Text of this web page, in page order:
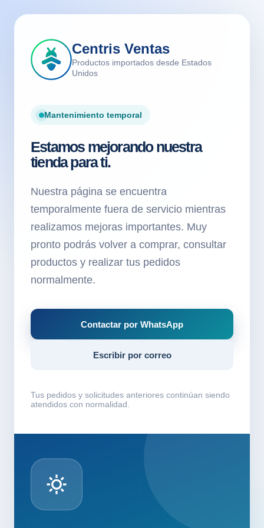
Centris Ventas
Productos importados desde Estados
Unidos
Mantenimiento temporal
Estamos mejorando nuestra
tienda para ti.
Nuestra página se encuentra
temporalmente fuera de servicio mientras
realizamos mejoras importantes. Muy
pronto podrás volver a comprar, consultar
productos y realizar tus pedidos
normalmente.
Contactar por WhatsApp
Escribir por correo
Tus pedidos y solicitudes anteriores continúan siendo
atendidos con normalidad.